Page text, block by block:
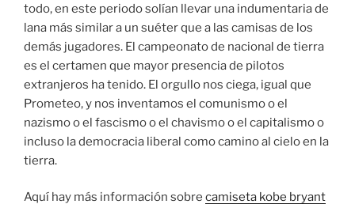
todo, en este periodo solían llevar una indumentaria de
lana más similar a un suéter que a las camisas de los
demás jugadores. El campeonato de nacional de tierra
es el certamen que mayor presencia de pilotos
extranjeros ha tenido. El orgullo nos ciega, igual que
Prometeo, y nos inventamos el comunismo o el
nazismo o el fascismo o el chavismo o el capitalismo o
incluso la democracia liberal como camino al cielo en la
tierra.
Aquí hay más información sobre camiseta kobe bryant